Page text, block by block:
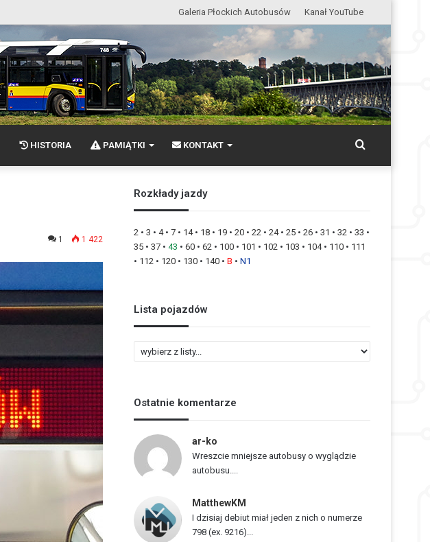
Galeria Płockich Autobusów Kanał YouTube
HISTORIA PAMIĄTKI KONTAKT Wyszukaj
1 1 422
Rozkłady jazdy
2 •3 •4•7 • 14• 18 • 19 •20 •22 •24•25 •26 •31 •32 •33 •
35 •37 •43 •60 •62 • 100 • 101 • 102 • 103 • 104• 110 • 111
• 112 • 120 • 130 • 140 •B •N1
Lista pojazdów
i
a
p
j
a
Ostatnie komentarze
ar-ko
Wreszcie mniejsze autobusy o wyglądzie
autobusu....
MatthewKM
I dzisiaj debiut miał jeden z nich o numerze
798 (ex. 9216)...